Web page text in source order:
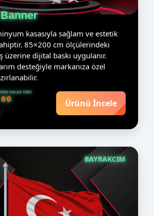
kasasıyla sağlam ve estetik
85×200 cm ölçülerindeki
üzerine dijital baskı uygulanır.
desteğiyle markanıza özel
KALAN SÜRE
Ürünü İncele
BAYRAKCIM